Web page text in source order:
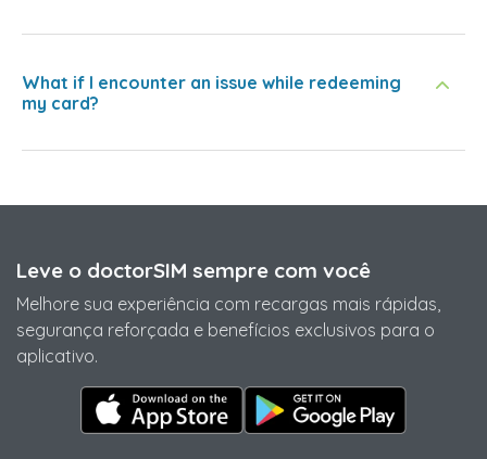
What if I encounter an issue while redeeming
my card?
Leve o doctorSIM sempre com você
Melhore sua experiência com recargas mais rápidas,
segurança reforçada e benefícios exclusivos para o
aplicativo.